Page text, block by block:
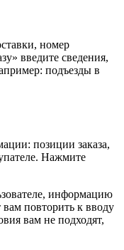
номер
введите сведения,
подъезды в
позиции заказа,
Нажмите
информацию
повторить к вводу
вам не подходят,